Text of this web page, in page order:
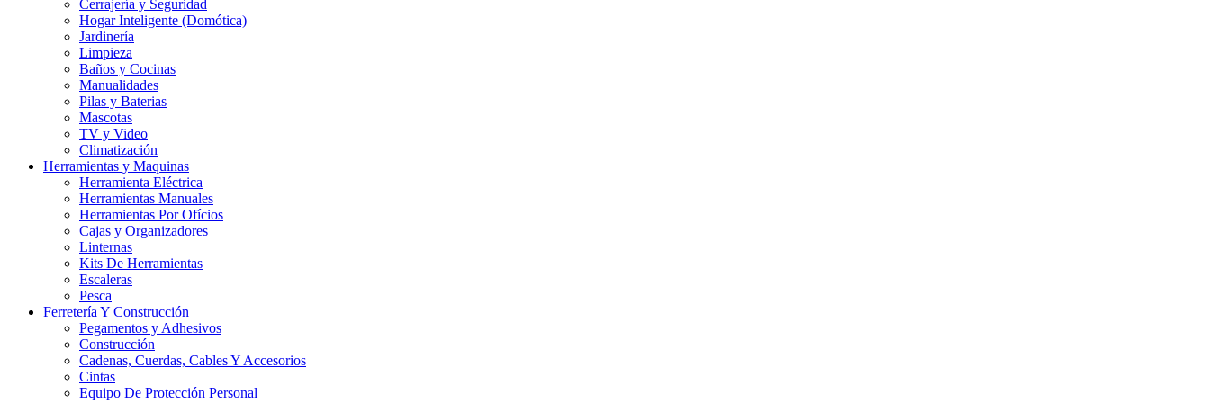
Cerrajería y Seguridad
Hogar Inteligente (Domótica)
Jardinería
Limpieza
Baños y Cocinas
Manualidades
Pilas y Baterias
Mascotas
TV y Video
Climatización
Herramientas y Maquinas
Herramienta Eléctrica
Herramientas Manuales
Herramientas Por Ofícios
Cajas y Organizadores
Linternas
Kits De Herramientas
Escaleras
Pesca
Ferretería Y Construcción
Pegamentos y Adhesivos
Construcción
Cadenas, Cuerdas, Cables Y Accesorios
Cintas
Equipo De Protección Personal